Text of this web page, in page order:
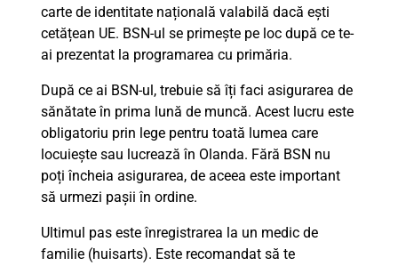
carte de identitate națională valabilă dacă ești
cetățean UE. BSN-ul se primește pe loc după ce te-
ai prezentat la programarea cu primăria.
După ce ai BSN-ul, trebuie să îți faci asigurarea de
sănătate în prima lună de muncă. Acest lucru este
obligatoriu prin lege pentru toată lumea care
locuiește sau lucrează în Olanda. Fără BSN nu
poți încheia asigurarea, de aceea este important
să urmezi pașii în ordine.
Ultimul pas este înregistrarea la un medic de
familie (huisarts). Este recomandat să te